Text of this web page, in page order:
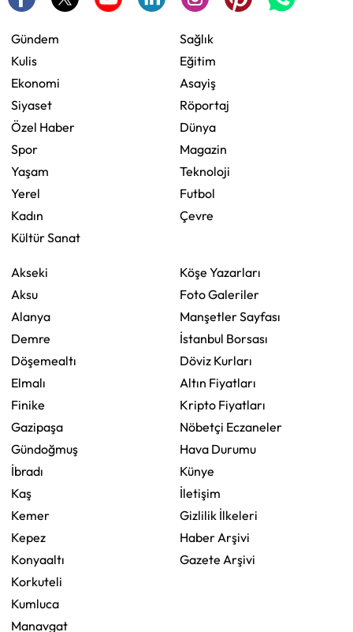
Gündem
Kulis
Ekonomi
Siyaset
Özel Haber
Spor
Yaşam
Yerel
Kadın
Kültür Sanat
Sağlık
Eğitim
Asayiş
Röportaj
Dünya
Magazin
Teknoloji
Futbol
Çevre
Akseki
Aksu
Alanya
Demre
Döşemealtı
Elmalı
Finike
Gazipaşa
Gündoğmuş
İbradı
Kaş
Kemer
Kepez
Konyaaltı
Korkuteli
Kumluca
Manavgat
Köşe Yazarları
Foto Galeriler
Manşetler Sayfası
İstanbul Borsası
Döviz Kurları
Altın Fiyatları
Kripto Fiyatları
Nöbetçi Eczaneler
Hava Durumu
Künye
İletişim
Gizlilik İlkeleri
Haber Arşivi
Gazete Arşivi